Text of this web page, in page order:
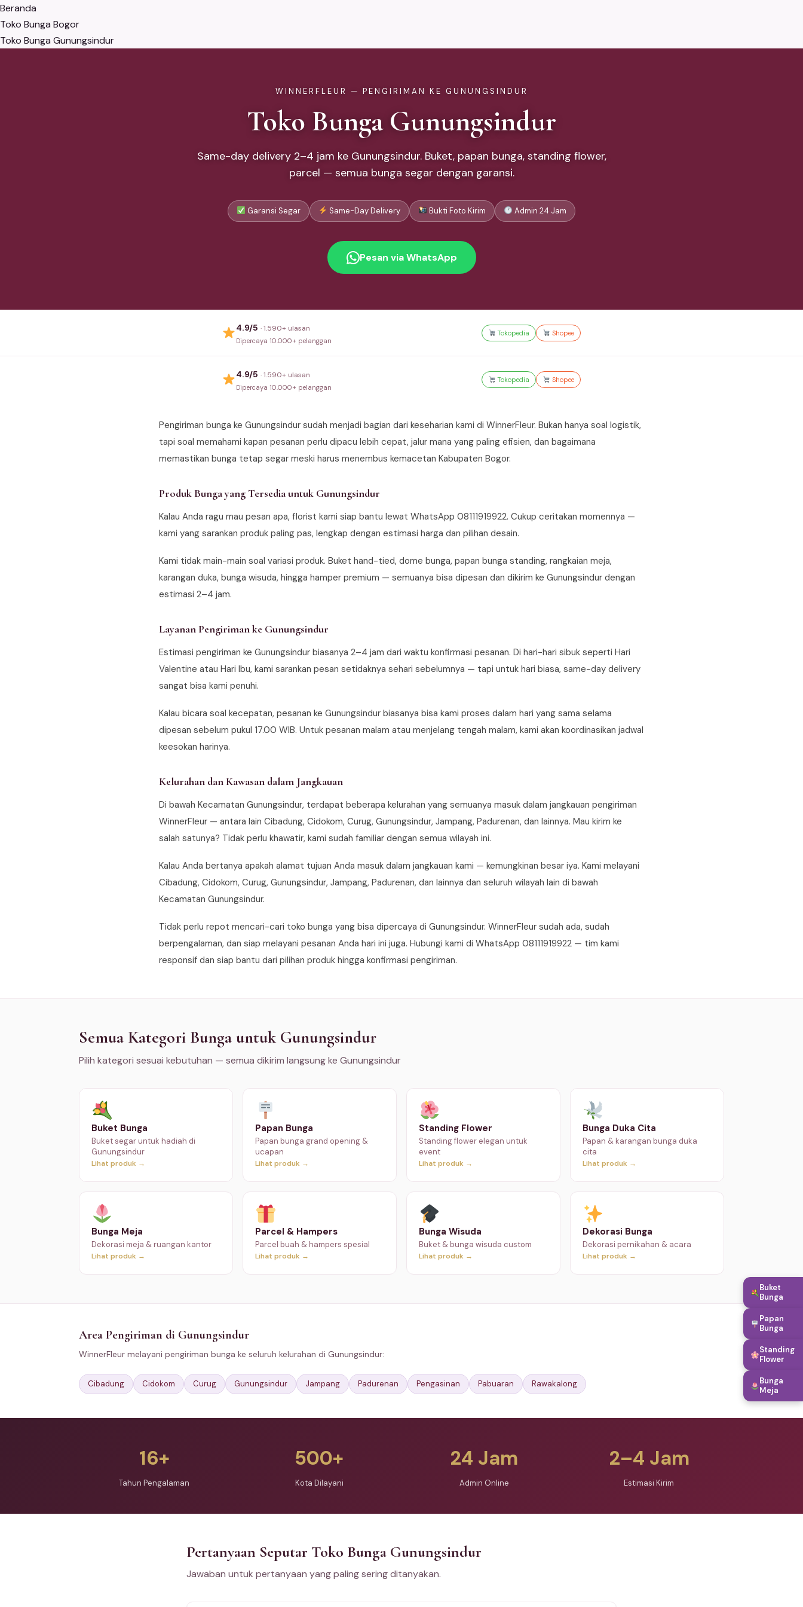
Beranda
Toko Bunga Bogor
Toko Bunga Gunungsindur
WINNERFLEUR — PENGIRIMAN KE GUNUNGSINDUR
Toko Bunga Gunungsindur
Same-day delivery 2–4 jam ke Gunungsindur. Buket, papan bunga, standing flower,
parcel — semua bunga segar dengan garansi.
Garansi Segar Same-Day Delivery Bukti Foto Kirim Admin 24 Jam
Pesan via WhatsApp
4.9/5 · 1.590+ ulasan
Dipercaya 10.000+ pelanggan
Tokopedia Shopee
4.9/5 · 1.590+ ulasan
Dipercaya 10.000+ pelanggan
Tokopedia Shopee
Pengiriman bunga ke Gunungsindur sudah menjadi bagian dari keseharian kami di WinnerFleur. Bukan hanya soal logistik,
tapi soal memahami kapan pesanan perlu dipacu lebih cepat, jalur mana yang paling efisien, dan bagaimana
memastikan bunga tetap segar meski harus menembus kemacetan Kabupaten Bogor.
Produk Bunga yang Tersedia untuk Gunungsindur
Kalau Anda ragu mau pesan apa, florist kami siap bantu lewat WhatsApp 08111919922. Cukup ceritakan momennya —
kami yang sarankan produk paling pas, lengkap dengan estimasi harga dan pilihan desain.
Kami tidak main-main soal variasi produk. Buket hand-tied, dome bunga, papan bunga standing, rangkaian meja,
karangan duka, bunga wisuda, hingga hamper premium — semuanya bisa dipesan dan dikirim ke Gunungsindur dengan
estimasi 2–4 jam.
Layanan Pengiriman ke Gunungsindur
Estimasi pengiriman ke Gunungsindur biasanya 2–4 jam dari waktu konfirmasi pesanan. Di hari-hari sibuk seperti Hari
Valentine atau Hari Ibu, kami sarankan pesan setidaknya sehari sebelumnya — tapi untuk hari biasa, same-day delivery
sangat bisa kami penuhi.
Kalau bicara soal kecepatan, pesanan ke Gunungsindur biasanya bisa kami proses dalam hari yang sama selama
dipesan sebelum pukul 17.00 WIB. Untuk pesanan malam atau menjelang tengah malam, kami akan koordinasikan jadwal
keesokan harinya.
Kelurahan dan Kawasan dalam Jangkauan
Di bawah Kecamatan Gunungsindur, terdapat beberapa kelurahan yang semuanya masuk dalam jangkauan pengiriman
WinnerFleur — antara lain Cibadung, Cidokom, Curug, Gunungsindur, Jampang, Padurenan, dan lainnya. Mau kirim ke
salah satunya? Tidak perlu khawatir, kami sudah familiar dengan semua wilayah ini.
Kalau Anda bertanya apakah alamat tujuan Anda masuk dalam jangkauan kami — kemungkinan besar iya. Kami melayani
Cibadung, Cidokom, Curug, Gunungsindur, Jampang, Padurenan, dan lainnya dan seluruh wilayah lain di bawah
Kecamatan Gunungsindur.
Tidak perlu repot mencari-cari toko bunga yang bisa dipercaya di Gunungsindur. WinnerFleur sudah ada, sudah
berpengalaman, dan siap melayani pesanan Anda hari ini juga. Hubungi kami di WhatsApp 08111919922 — tim kami
responsif dan siap bantu dari pilihan produk hingga konfirmasi pengiriman.
Semua Kategori Bunga untuk Gunungsindur
Pilih kategori sesuai kebutuhan — semua dikirim langsung ke Gunungsindur
Buket Bunga
Buket segar untuk hadiah di
Gunungsindur
Lihat produk →
Papan Bunga
Papan bunga grand opening &
ucapan
Lihat produk →
Standing Flower
Standing flower elegan untuk
event
Lihat produk →
Bunga Duka Cita
Papan & karangan bunga duka
cita
Lihat produk →
Bunga Meja
Dekorasi meja & ruangan kantor
Lihat produk →
Parcel & Hampers
Parcel buah & hampers spesial
Lihat produk →
Bunga Wisuda
Buket & bunga wisuda custom
Lihat produk →
Dekorasi Bunga
Dekorasi pernikahan & acara
Lihat produk →
Area Pengiriman di Gunungsindur
WinnerFleur melayani pengiriman bunga ke seluruh kelurahan di Gunungsindur:
Cibadung Cidokom Curug Gunungsindur Jampang Padurenan Pengasinan Pabuaran Rawakalong
16+
Tahun Pengalaman
500+
Kota Dilayani
24 Jam
Admin Online
2–4 Jam
Estimasi Kirim
Pertanyaan Seputar Toko Bunga Gunungsindur
Jawaban untuk pertanyaan yang paling sering ditanyakan.
Buket
Bunga
Papan
Bunga
Standing
Flower
Bunga
Meja